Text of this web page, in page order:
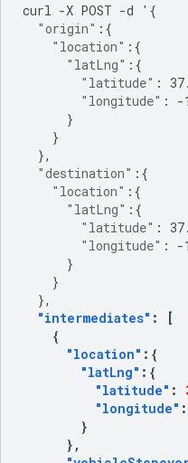
curl -X POST -d ' {
"origin" :{
"location" :{
"latLng" :{
"latitude" :
"longitude" :
-
}
}
},
"destination" :{
"location" :{
"latLng" :{
"latitude" :
"longitude" :
-
}
}
},
"intermediates" :
[
{
"location" :{
"latLng" :{
"latitude" :
"longitude" :
}
},